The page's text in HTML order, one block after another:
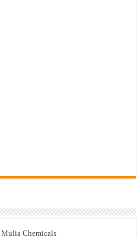
Chemicals